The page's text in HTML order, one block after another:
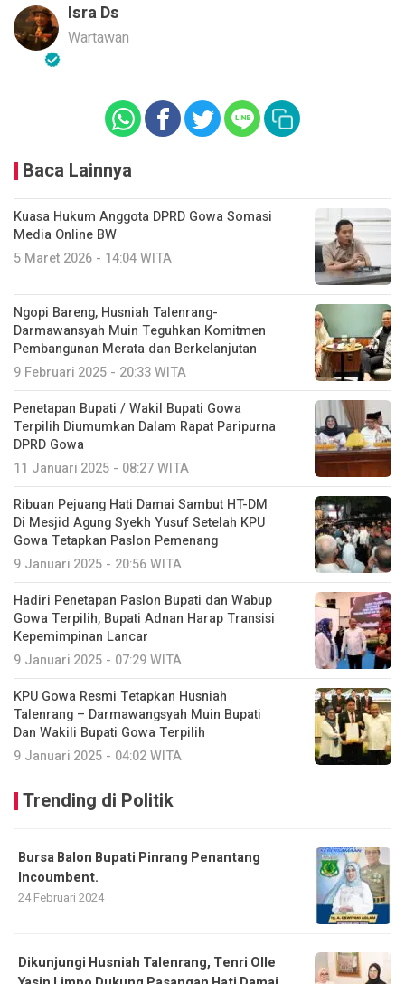
Isra Ds
Wartawan
Baca Lainnya
Kuasa Hukum Anggota DPRD Gowa Somasi
Media Online BW
5 Maret 2026 - 14:04 WITA
Ngopi Bareng, Husniah Talenrang-
Darmawansyah Muin Teguhkan Komitmen
Pembangunan Merata dan Berkelanjutan
9 Februari 2025 - 20:33 WITA
Penetapan Bupati / Wakil Bupati Gowa
Terpilih Diumumkan Dalam Rapat Paripurna
DPRD Gowa
11 Januari 2025 - 08:27 WITA
Ribuan Pejuang Hati Damai Sambut HT-DM
Di Mesjid Agung Syekh Yusuf Setelah KPU
Gowa Tetapkan Paslon Pemenang
9 Januari 2025 - 20:56 WITA
Hadiri Penetapan Paslon Bupati dan Wabup
Gowa Terpilih, Bupati Adnan Harap Transisi
Kepemimpinan Lancar
9 Januari 2025 - 07:29 WITA
KPU Gowa Resmi Tetapkan Husniah
Talenrang – Darmawangsyah Muin Bupati
Dan Wakili Bupati Gowa Terpilih
9 Januari 2025 - 04:02 WITA
Trending di Politik
Bursa Balon Bupati Pinrang Penantang
Incoumbent.
24 Februari 2024
Dikunjungi Husniah Talenrang, Tenri Olle